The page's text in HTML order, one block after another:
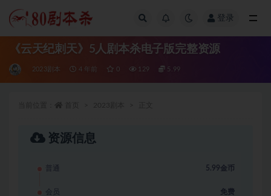
登录
《云天纪刺天》5人剧本杀电子版完整资源
2023剧本 4 年前 0 129 5.99
资源信息
普通 5.99金币
会员 免费